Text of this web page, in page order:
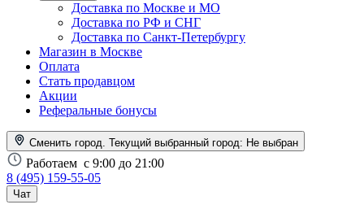
Доставка по Москве и МО
Доставка по РФ и СНГ
Доставка по Санкт-Петербургу
Магазин в Москве
Оплата
Стать продавцом
Акции
Реферальные бонусы
Сменить город. Текущий выбранный город: Не выбран
Работаем с 9:00 до 21:00
8 (495) 159-55-05
Чат